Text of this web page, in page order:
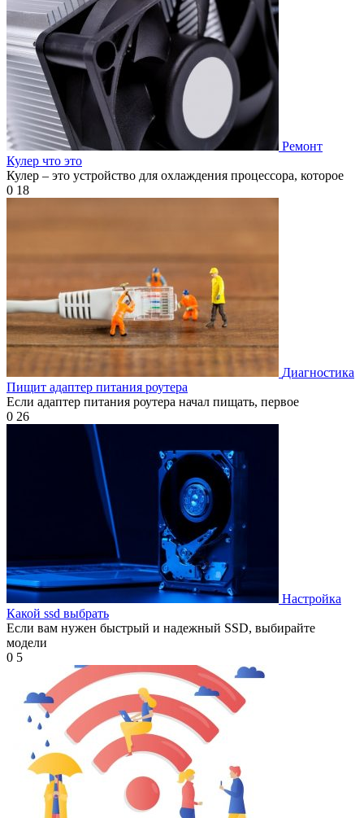
Ремонт
Кулер что это
Кулер – это устройство для охлаждения процессора, которое
0 18
Диагностика
Пищит адаптер питания роутера
Если адаптер питания роутера начал пищать, первое
0 26
Настройка
Какой ssd выбрать
Если вам нужен быстрый и надежный SSD, выбирайте
модели
0 5